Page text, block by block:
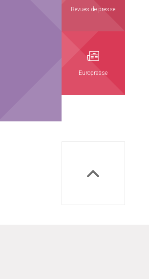
Revues de presse
Europresse